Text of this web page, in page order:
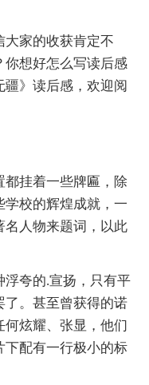
大家的收获肯定不
你想好怎么写读后感
疆》读后感，欢迎阅
挂着一些牌匾，除
学校的辉煌成就，一
名人物来题词，以此
浮夸的.宣扬，只有平
了。甚至曾获得的诺
何炫耀、张显，他们
下配有一行极小的标